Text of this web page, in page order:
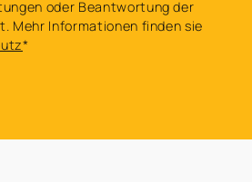
oder Beantwortung der
Mehr Informationen finden sie
*